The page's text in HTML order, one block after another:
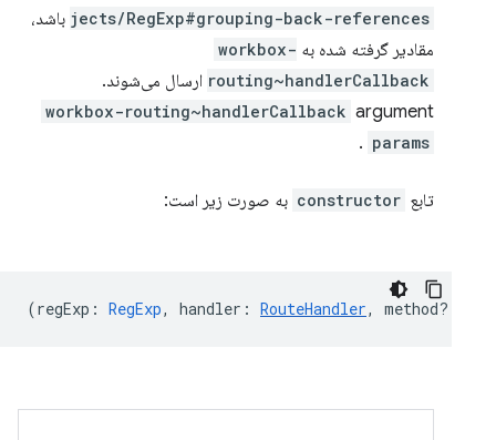
jects/RegExp#grouping-back-references باشد،
مقادیر گرفته شده به workbox-
routing~handlerCallback ارسال می‌شوند.
workbox-routing~handlerCallback argument
params
.
تابع constructor به صورت زیر است:
(regExp : RegExp, handler : RouteHandler, method?